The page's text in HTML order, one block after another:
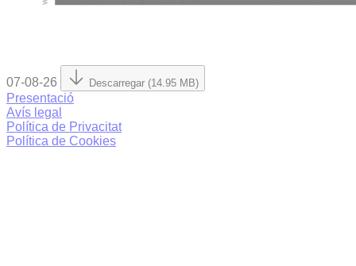
07-08-26 Descarregar (14.95 MB)
Presentació
Avís legal
Política de Privacitat
Política de Cookies